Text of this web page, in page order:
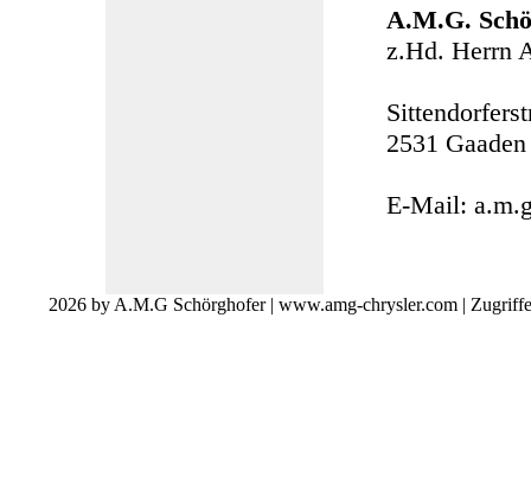
A.M.G.
z.Hd. Herrn
2531 Gaaden
E-Mail:
2026 by A.M.G Schörghofer | www.amg-chrysler.com |